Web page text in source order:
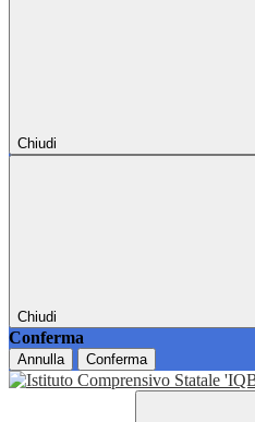
Chiudi
Chiudi
Conferma
Annulla Conferma